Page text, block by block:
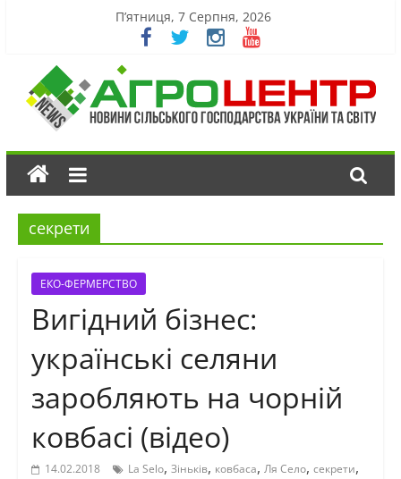
П’ятниця, 7 Серпня, 2026
секрети
ЕКО-ФЕРМЕРСТВО
Вигідний бізнес:
українські селяни
заробляють на чорній
ковбасі (відео)
14.02.2018 La Selo, Зіньків, ковбаса, Ля Село, секрети,